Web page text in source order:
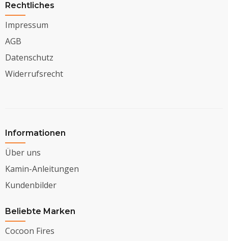
Rechtliches
Impressum
AGB
Datenschutz
Widerrufsrecht
Informationen
Über uns
Kamin-Anleitungen
Kundenbilder
Beliebte Marken
Cocoon Fires